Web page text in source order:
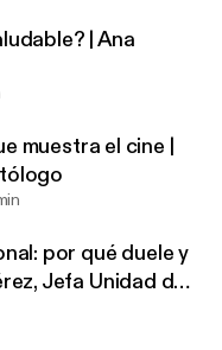
| Ana
muestra el cine |
por qué duele y
Jefa Unidad del